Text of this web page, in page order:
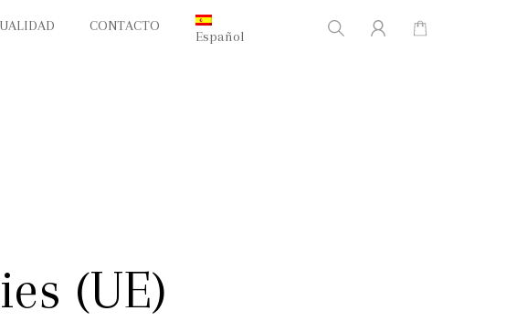
CONTACTO
Español
(UE)